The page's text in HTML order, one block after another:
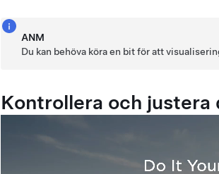
ANM
Du kan behöva köra en bit för att
Kontrollera och